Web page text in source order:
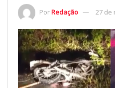
PorRedação 27 de